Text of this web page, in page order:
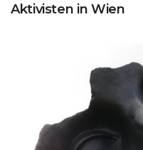
Aktivisten in Wien